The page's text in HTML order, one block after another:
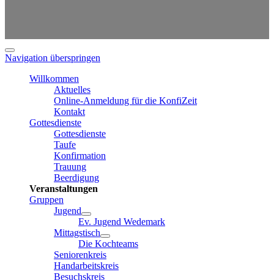
Navigation überspringen
Willkommen
Aktuelles
Online-Anmeldung für die KonfiZeit
Kontakt
Gottesdienste
Gottesdienste
Taufe
Konfirmation
Trauung
Beerdigung
Veranstaltungen
Gruppen
Jugend
Ev. Jugend Wedemark
Mittagstisch
Die Kochteams
Seniorenkreis
Handarbeitskreis
Besuchskreis